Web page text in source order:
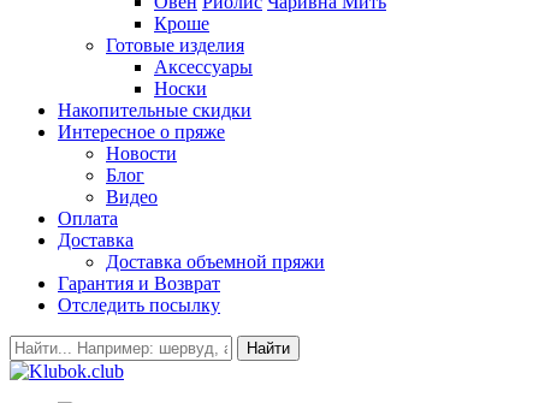
Кроше
Готовые изделия
Аксессуары
Носки
Накопительные скидки
Интересное о пряже
Новости
Блог
Видео
Оплата
Доставка
Доставка объемной пряжи
Гарантия и Возврат
Отследить посылку
Найти